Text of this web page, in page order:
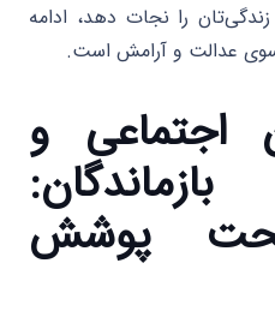
را نجات دهد، ادامه
سوی عدالت و آرامش است.
اجتماعی و
پوشش